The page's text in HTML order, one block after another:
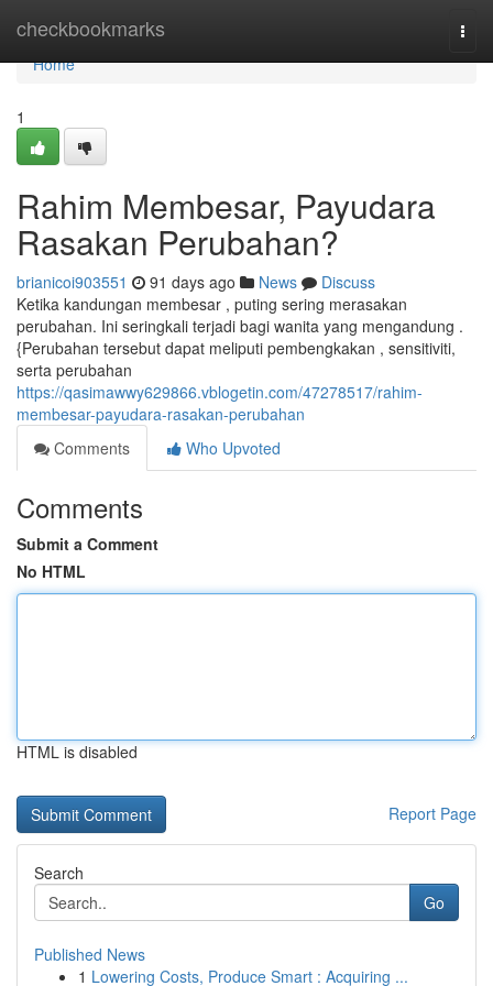
checkbookmarks
Home
Home
1
Rahim Membesar, Payudara
Rasakan Perubahan?
brianicoi903551 91 days ago News
Discuss
Ketika kandungan membesar , puting sering merasakan
perubahan. Ini seringkali terjadi bagi wanita yang mengandung .
{Perubahan tersebut dapat meliputi pembengkakan , sensitiviti,
serta perubahan
https://qasimawwy629866.vblogetin.com/47278517/rahim-
membesar-payudara-rasakan-perubahan
Comments
Who Upvoted
Comments
Submit a Comment
No HTML
HTML is disabled
Report Page
Search
Go
Published News
1 Lowering Costs, Produce Smart : Acquiring ...